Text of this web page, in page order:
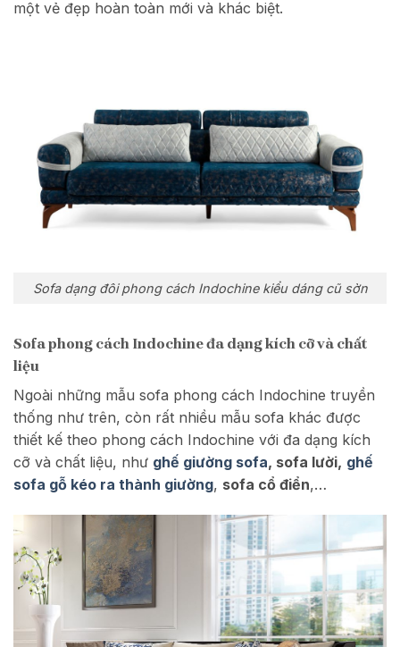
một vẻ đẹp hoàn toàn mới và khác biệt.
Sofa dạng đôi phong cách Indochine kiểu dáng cũ sờn
Sofa phong cách Indochine đa dạng kích cỡ và chất
liệu
Ngoài những mẫu sofa phong cách Indochine truyền
thống như trên, còn rất nhiều mẫu sofa khác được
thiết kế theo phong cách Indochine với đa dạng kích
cỡ và chất liệu, như ghế giường sofa, sofa lười, ghế
sofa gỗ kéo ra thành giường, sofa cổ điển,…